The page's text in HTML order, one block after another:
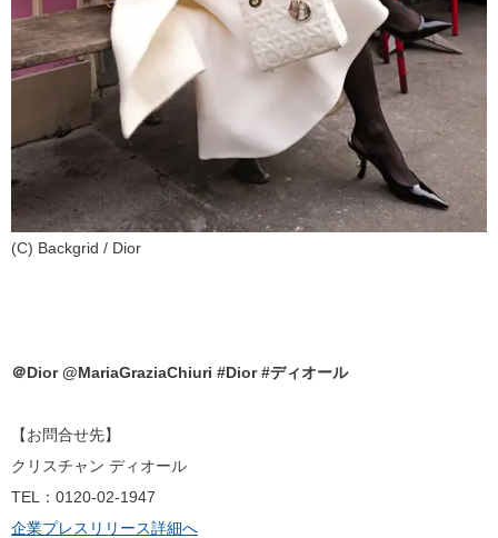
(C) Backgrid / Dior
＠Dior @MariaGraziaChiuri #Dior #ディオール
【お問合せ先】
クリスチャン ディオール
TEL：0120-02-1947
企業プレスリリース詳細へ